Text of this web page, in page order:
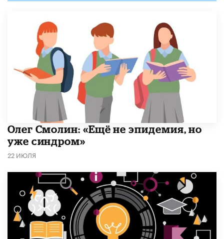
​Олег Смолин: «Ещё не эпидемия, но
уже синдром»
22 ИЮЛЯ